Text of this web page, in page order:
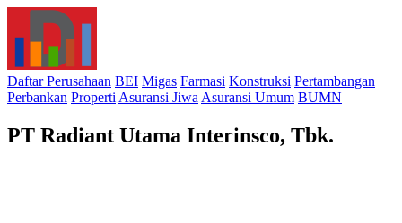
Daftar Perusahaan BEI Migas Farmasi Konstruksi Pertambangan
Perbankan Properti Asuransi Jiwa Asuransi Umum BUMN
PT Radiant Utama Interinsco, Tbk.